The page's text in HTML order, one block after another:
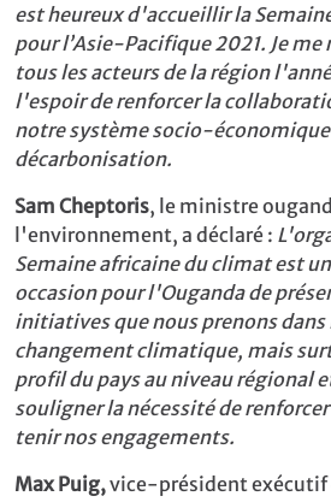
est heureux d'accueillir la
pour l’Asie-Pacifique 2021. Je
tous les acteurs de la région
l'espoir de renforcer la
notre système socio-économique
décarbonisation.
Sam Cheptoris, le ministre
l'environnement, a déclaré :
Semaine africaine du climat est
occasion pour l'Ouganda de
initiatives que nous prenons dans
changement climatique, mais
profil du pays au niveau régional
souligner la nécessité de
tenir nos engagements.
Max Puig,vice-président exécutif